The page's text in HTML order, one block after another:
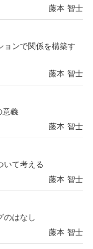
藤本 智士
ンで関係を構築す
藤本 智士
意義
藤本 智士
いて考える
藤本 智士
のはなし
藤本 智士